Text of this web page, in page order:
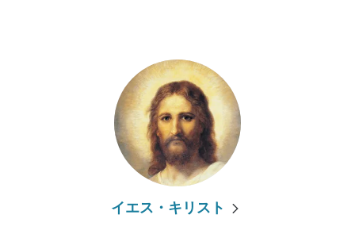
イエス・キリスト